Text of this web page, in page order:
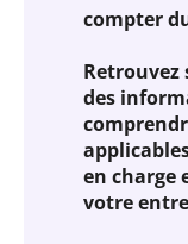
compter
Retrouvez
des
en charge
votre